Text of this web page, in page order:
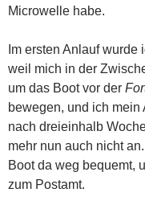
Microwelle habe.
Im ersten Anlauf
weil mich in der
um das Boot vor der
bewegen, und ich
nach dreieinhalb
mehr nun auch nicht
Boot da weg bequemt,
zum Postamt.